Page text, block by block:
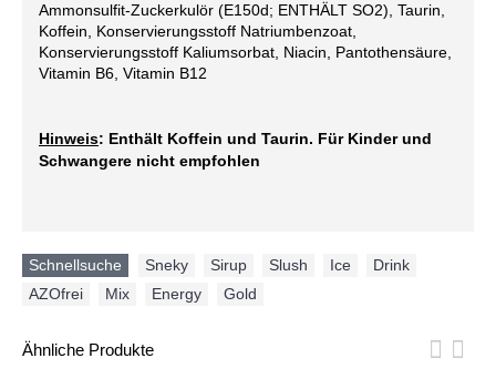
Ammonsulfit-Zuckerkulör (E150d; ENTHÄLT SO2), Taurin,
Koffein, Konservierungsstoff Natriumbenzoat,
Konservierungsstoff Kaliumsorbat, Niacin, Pantothensäure,
Vitamin B6, Vitamin B12
Hinweis: Enthält Koffein und Taurin. Für Kinder und
Schwangere nicht empfohlen
Schnellsuche Sneky Sirup Slush Ice Drink
AZOfrei
Mix Energy Gold
Ähnliche Produkte